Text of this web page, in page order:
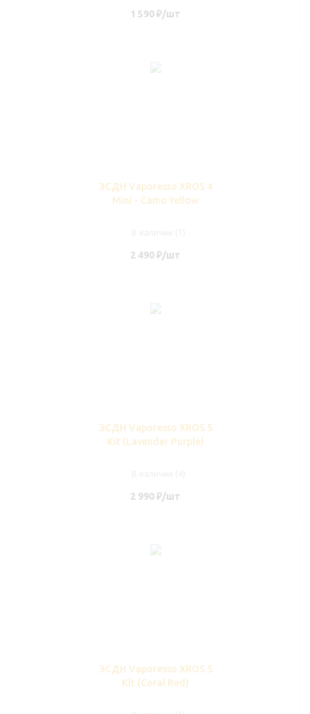
1 590₽/шт
ЭСДН Vaporesso XROS 4
Mini - Camo Yellow
2 490₽/шт
ЭСДН Vaporesso XROS 5
Kit (Lavender Purple)
2 990₽/шт
ЭСДН Vaporesso XROS 5
Kit (Coral Red)